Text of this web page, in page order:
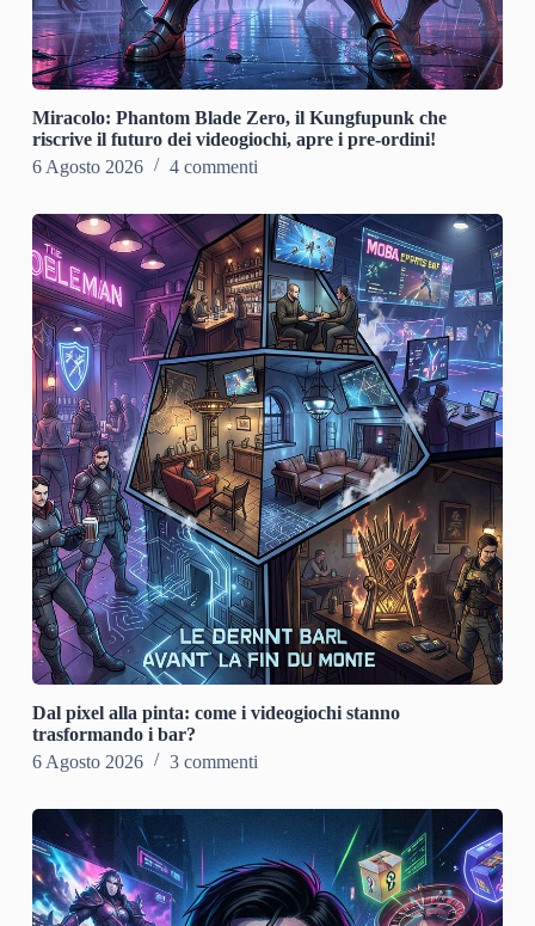
Miracolo: Phantom Blade Zero, il Kungfupunk che
riscrive il futuro dei videogiochi, apre i pre-ordini!
6 Agosto 2026
4 commenti
Dal pixel alla pinta: come i videogiochi stanno
trasformando i bar?
6 Agosto 2026
3 commenti